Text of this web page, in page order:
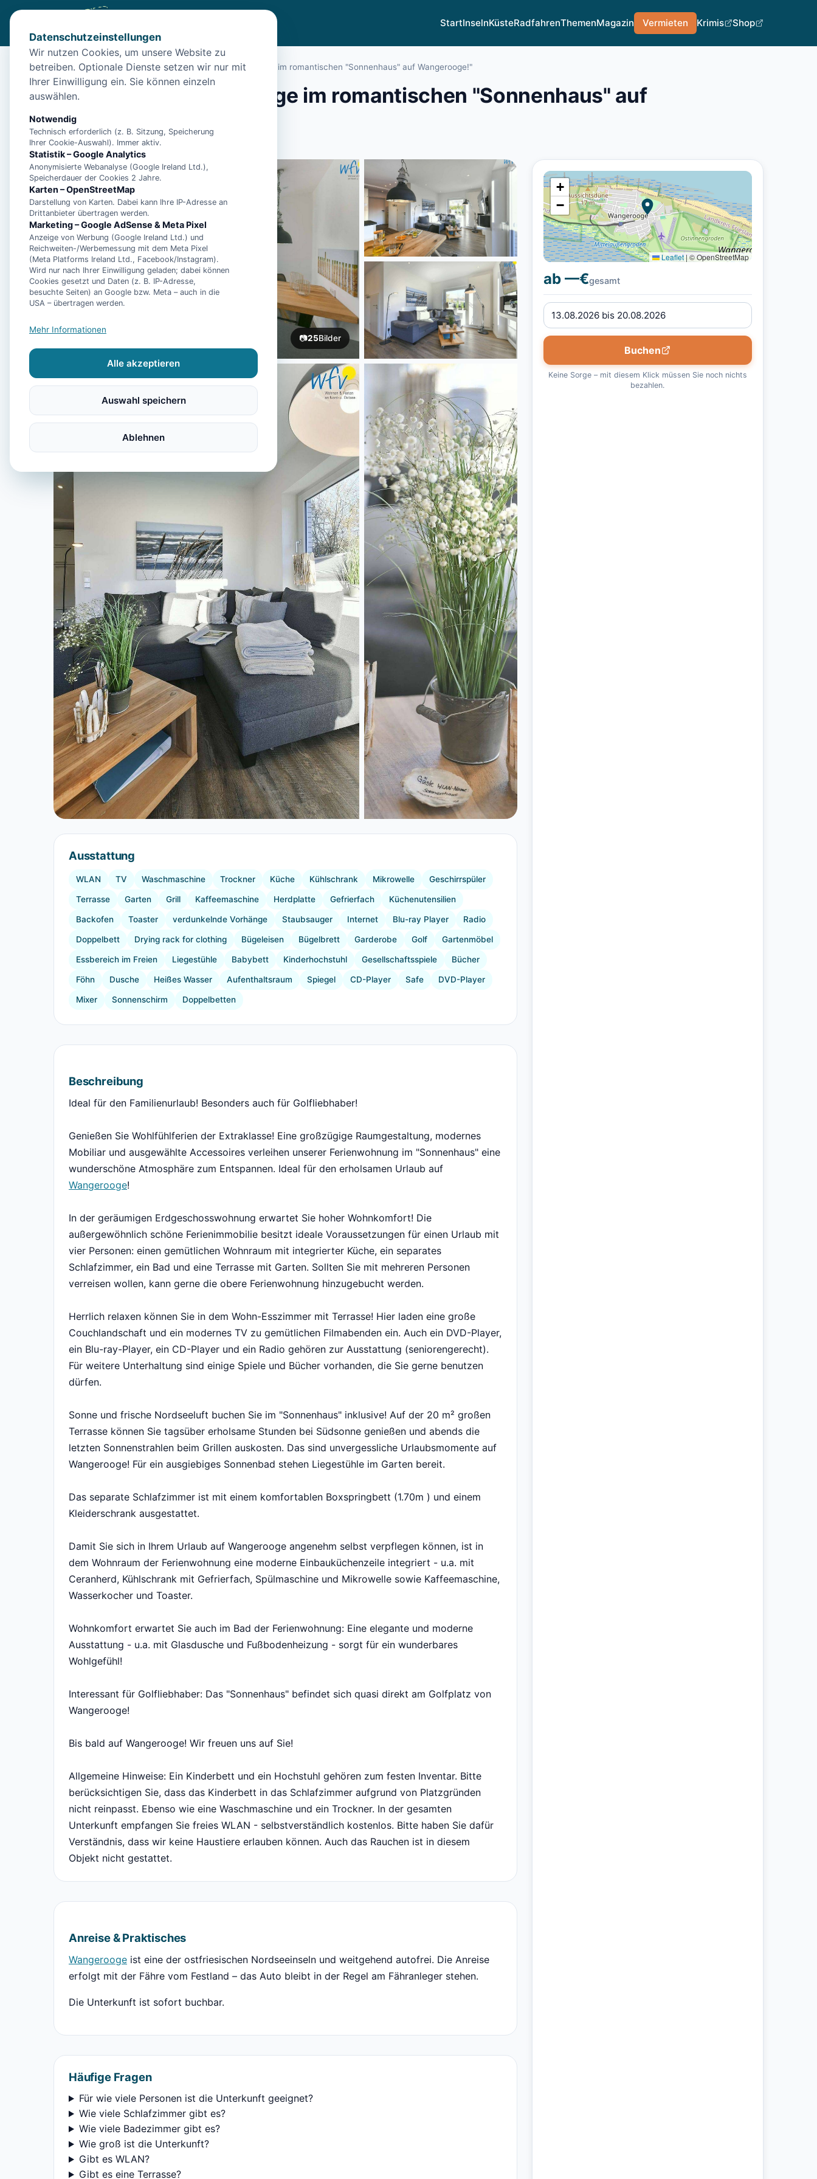
StartInselnKüsteRadfahrenThemenMagazin Vermieten Krimis Shop
Start Unterkünfte Wangerooge/"Entspannte Urlaubstage im romantischen "Sonnenhaus" auf Wangerooge!"
"Entspannte Urlaubstage im romantischen "Sonnenhaus" auf
Wangerooge!"
26486 Wangerooge
📷25Bilder
Ausstattung
WLAN TV Waschmaschine Trockner Küche Kühlschrank Mikrowelle Geschirrspüler
Terrasse Garten Grill Kaffeemaschine Herdplatte Gefrierfach Küchenutensilien
Backofen Toaster verdunkelnde Vorhänge Staubsauger Internet Blu-ray Player Radio
Doppelbett Drying rack for clothing Bügeleisen Bügelbrett Garderobe Golf Gartenmöbel
Essbereich im Freien Liegestühle Babybett Kinderhochstuhl Gesellschaftsspiele Bücher
Föhn Dusche Heißes Wasser Aufenthaltsraum Spiegel CD-Player Safe DVD-Player
Mixer Sonnenschirm Doppelbetten
Beschreibung
Ideal für den Familienurlaub! Besonders auch für Golfliebhaber!
Genießen Sie Wohlfühlferien der Extraklasse! Eine großzügige Raumgestaltung, modernes
Mobiliar und ausgewählte Accessoires verleihen unserer Ferienwohnung im "Sonnenhaus" eine
wunderschöne Atmosphäre zum Entspannen. Ideal für den erholsamen Urlaub auf
Wangerooge!
In der geräumigen Erdgeschosswohnung erwartet Sie hoher Wohnkomfort! Die
außergewöhnlich schöne Ferienimmobilie besitzt ideale Voraussetzungen für einen Urlaub mit
vier Personen: einen gemütlichen Wohnraum mit integrierter Küche, ein separates
Schlafzimmer, ein Bad und eine Terrasse mit Garten. Sollten Sie mit mehreren Personen
verreisen wollen, kann gerne die obere Ferienwohnung hinzugebucht werden.
Herrlich relaxen können Sie in dem Wohn-Esszimmer mit Terrasse! Hier laden eine große
Couchlandschaft und ein modernes TV zu gemütlichen Filmabenden ein. Auch ein DVD-Player,
ein Blu-ray-Player, ein CD-Player und ein Radio gehören zur Ausstattung (seniorengerecht).
Für weitere Unterhaltung sind einige Spiele und Bücher vorhanden, die Sie gerne benutzen
dürfen.
Sonne und frische Nordseeluft buchen Sie im "Sonnenhaus" inklusive! Auf der 20 m² großen
Terrasse können Sie tagsüber erholsame Stunden bei Südsonne genießen und abends die
letzten Sonnenstrahlen beim Grillen auskosten. Das sind unvergessliche Urlaubsmomente auf
Wangerooge! Für ein ausgiebiges Sonnenbad stehen Liegestühle im Garten bereit.
Das separate Schlafzimmer ist mit einem komfortablen Boxspringbett (1.70m ) und einem
Kleiderschrank ausgestattet.
Damit Sie sich in Ihrem Urlaub auf Wangerooge angenehm selbst verpflegen können, ist in
dem Wohnraum der Ferienwohnung eine moderne Einbauküchenzeile integriert - u.a. mit
Ceranherd, Kühlschrank mit Gefrierfach, Spülmaschine und Mikrowelle sowie Kaffeemaschine,
Wasserkocher und Toaster.
Wohnkomfort erwartet Sie auch im Bad der Ferienwohnung: Eine elegante und moderne
Ausstattung - u.a. mit Glasdusche und Fußbodenheizung - sorgt für ein wunderbares
Wohlgefühl!
Interessant für Golfliebhaber: Das "Sonnenhaus" befindet sich quasi direkt am Golfplatz von
Wangerooge!
Bis bald auf Wangerooge! Wir freuen uns auf Sie!
Allgemeine Hinweise: Ein Kinderbett und ein Hochstuhl gehören zum festen Inventar. Bitte
berücksichtigen Sie, dass das Kinderbett in das Schlafzimmer aufgrund von Platzgründen
nicht reinpasst. Ebenso wie eine Waschmaschine und ein Trockner. In der gesamten
Unterkunft empfangen Sie freies WLAN - selbstverständlich kostenlos. Bitte haben Sie dafür
Verständnis, dass wir keine Haustiere erlauben können. Auch das Rauchen ist in diesem
Objekt nicht gestattet.
Anreise & Praktisches
Wangerooge ist eine der ostfriesischen Nordseeinseln und weitgehend autofrei. Die Anreise
erfolgt mit der Fähre vom Festland – das Auto bleibt in der Regel am Fähranleger stehen.
Die Unterkunft ist sofort buchbar.
Häufige Fragen
Für wie viele Personen ist die Unterkunft geeignet?
Wie viele Schlafzimmer gibt es?
Wie viele Badezimmer gibt es?
Wie groß ist die Unterkunft?
Gibt es WLAN?
Gibt es eine Terrasse?
+
−
Leaflet | © OpenStreetMap
ab —€gesamt
Buchen
Keine Sorge – mit diesem Klick müssen Sie noch nichts
bezahlen.
Datenschutzeinstellungen
Wir nutzen Cookies, um unsere Website zu
betreiben. Optionale Dienste setzen wir nur mit
Ihrer Einwilligung ein. Sie können einzeln
auswählen.
Notwendig
Technisch erforderlich (z. B. Sitzung, Speicherung
Ihrer Cookie-Auswahl). Immer aktiv.
Statistik – Google Analytics
Anonymisierte Webanalyse (Google Ireland Ltd.),
Speicherdauer der Cookies 2 Jahre.
Karten – OpenStreetMap
Darstellung von Karten. Dabei kann Ihre IP-Adresse an
Drittanbieter übertragen werden.
Marketing – Google AdSense & Meta Pixel
Anzeige von Werbung (Google Ireland Ltd.) und
Reichweiten-/Werbemessung mit dem Meta Pixel
(Meta Platforms Ireland Ltd., Facebook/Instagram).
Wird nur nach Ihrer Einwilligung geladen; dabei können
Cookies gesetzt und Daten (z. B. IP-Adresse,
besuchte Seiten) an Google bzw. Meta – auch in die
USA – übertragen werden.
Mehr Informationen
Alle akzeptieren
Auswahl speichern
Ablehnen